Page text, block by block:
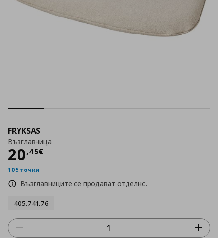
FRYKSAS
Възглавница
20,45€
Цена
105 точки
Възглавниците се продават отделно.
405.741.76